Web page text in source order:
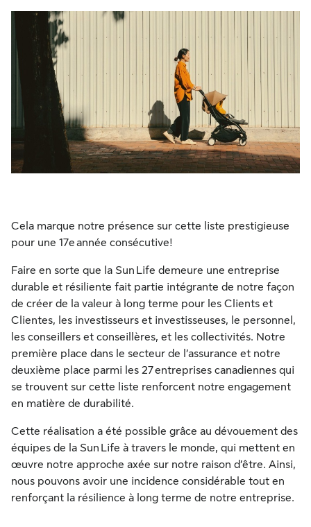
Cela marque notre présence sur cette liste prestigieuse
pour une 17e année consécutive!
Faire en sorte que la Sun Life demeure une entreprise
durable et résiliente fait partie intégrante de notre façon
de créer de la valeur à long terme pour les Clients et
Clientes, les investisseurs et investisseuses, le personnel,
les conseillers et conseillères, et les collectivités. Notre
première place dans le secteur de l’assurance et notre
deuxième place parmi les 27 entreprises canadiennes qui
se trouvent sur cette liste renforcent notre engagement
en matière de durabilité.
Cette réalisation a été possible grâce au dévouement des
équipes de la Sun Life à travers le monde, qui mettent en
œuvre notre approche axée sur notre raison d’être. Ainsi,
nous pouvons avoir une incidence considérable tout en
renforçant la résilience à long terme de notre entreprise.